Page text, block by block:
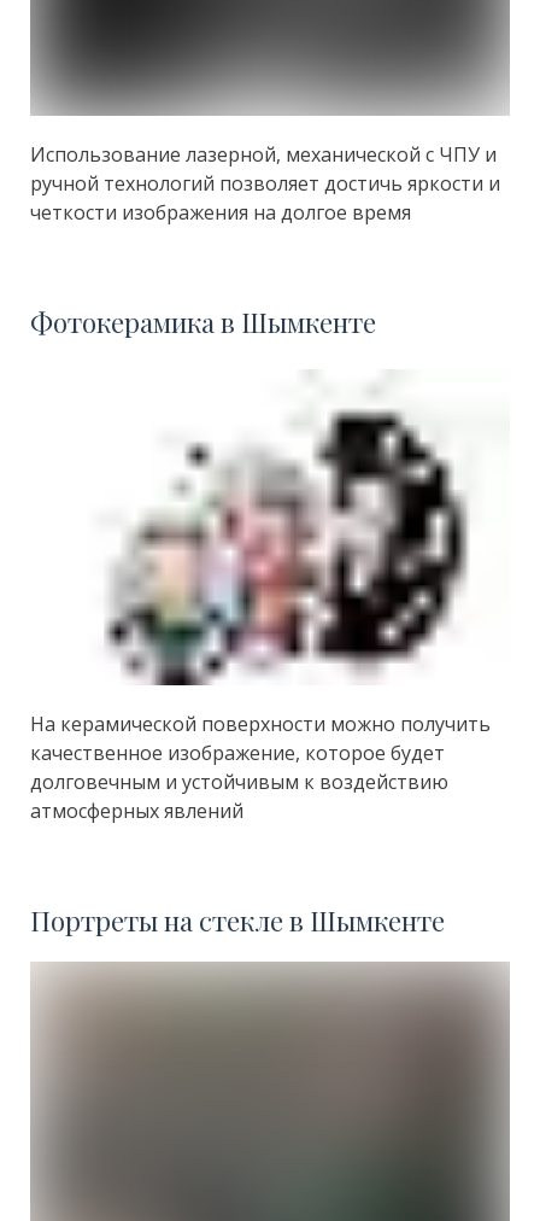
Использование лазерной, механической с ЧПУ и
ручной технологий позволяет достичь яркости и
четкости изображения на долгое время
Фотокерамика в Шымкенте
На керамической поверхности можно получить
качественное изображение, которое будет
долговечным и устойчивым к воздействию
атмосферных явлений
Портреты на стекле в Шымкенте